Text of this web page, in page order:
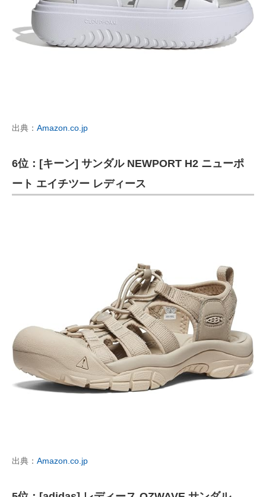
出典： Amazon.co.jp
6位：[キーン] サンダル NEWPORT H2 ニューポ
ート エイチツー レディース
出典： Amazon.co.jp